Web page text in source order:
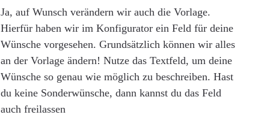
Ja, auf Wunsch verändern wir auch die Vorlage.
Hierfür haben wir im Konfigurator ein Feld für deine
Wünsche vorgesehen. Grundsätzlich können wir alles
an der Vorlage ändern! Nutze das Textfeld, um deine
Wünsche so genau wie möglich zu beschreiben. Hast
du keine Sonderwünsche, dann kannst du das Feld
auch freilassen